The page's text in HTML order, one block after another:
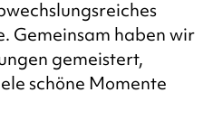
Gemeinsam haben wir
gemeistert,
schöne Momente